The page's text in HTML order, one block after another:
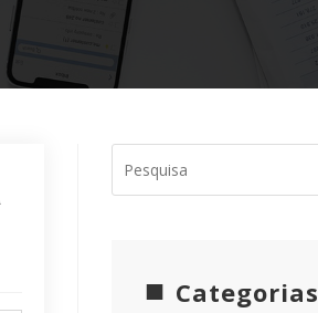
Categorias